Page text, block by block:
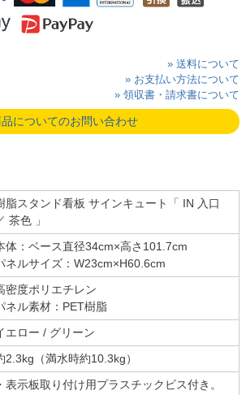
» 送料について
» お支払い方法について
» 領収書・請求書について
についてのお問い合わせ
脂スタンド看板 サインキュート「 IN 入口
茶色 」
体：ベース直径34cm×高さ101.7cm
ネルサイズ：W23cm×H60.6cm
密度ポリエチレン
ネル素材：PET樹脂
エロー / グリーン
2.3kg（満水時約10.3kg）
・表示板取り付け用プラスチックビス付き。